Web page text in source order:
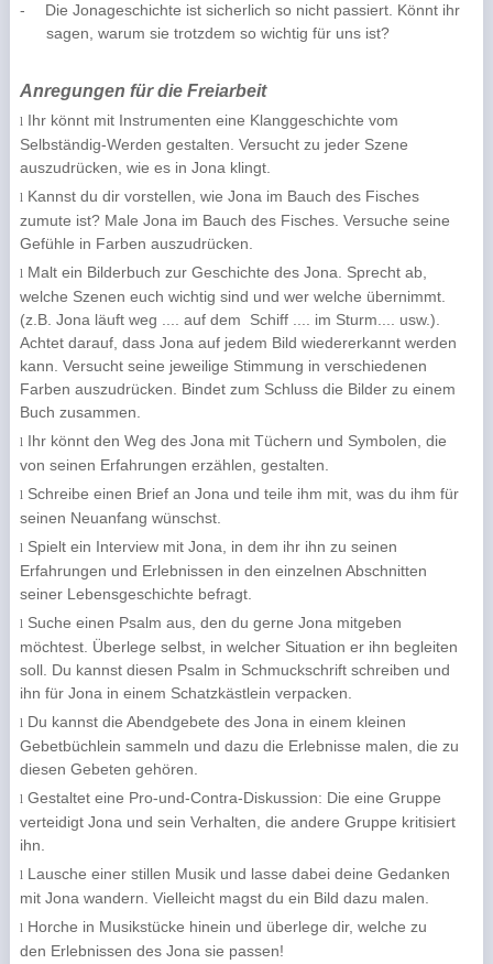
-
Die Jonageschichte ist sicherlich so nicht passiert. Könnt ihr
sagen, warum sie trotzdem so wichtig für uns ist?
Anregungen für die Freiarbeit
l
Ihr könnt mit Instrumenten eine Klanggeschichte vom
Selbständig-Werden gestalten. Versucht zu jeder Szene
auszudrücken, wie es in Jona klingt.
l
Kannst du dir vorstellen, wie Jona im Bauch des Fisches
zumute ist? Male Jona im Bauch des Fisches. Versuche seine
Gefühle in Farben auszudrücken.
l
Malt ein Bilderbuch zur Geschichte des Jona. Sprecht ab,
welche Szenen euch wichtig sind und wer welche übernimmt.
(z.B. Jona läuft weg .... auf dem
Schiff .... im Sturm.... usw.).
Achtet darauf, dass Jona auf jedem Bild wiedererkannt werden
kann. Versucht seine jeweilige Stimmung in verschiedenen
Farben auszudrücken. Bindet zum Schluss die Bilder zu einem
Buch zusammen.
l
Ihr könnt den Weg des Jona mit Tüchern und Symbolen, die
von seinen Erfahrungen erzählen, gestalten.
l
Schreibe einen Brief an Jona und teile ihm mit, was du ihm für
seinen Neuanfang wünschst.
l
Spielt ein Interview mit Jona, in dem ihr ihn zu seinen
Erfahrungen und Erlebnissen in den einzelnen Abschnitten
seiner Lebensgeschichte befragt.
l
Suche einen Psalm aus, den du gerne Jona mitgeben
möchtest. Überlege selbst, in welcher Situation er ihn begleiten
soll. Du kannst diesen Psalm in Schmuckschrift schreiben und
ihn für Jona in einem Schatzkästlein verpacken.
l
Du kannst die Abendgebete des Jona in einem kleinen
Gebetbüchlein sammeln und dazu die Erlebnisse malen, die zu
diesen Gebeten gehören.
l Gestaltet eine Pro-und-Contra-Diskussion: Die eine Gruppe
verteidigt Jona und sein Verhalten, die andere Gruppe kritisiert
ihn.
l
Lausche einer stillen Musik und lasse dabei deine Gedanken
mit Jona wandern. Vielleicht magst du ein Bild dazu malen.
l
Horche in Musikstücke hinein und überlege dir, welche zu
den Erlebnissen des Jona sie passen!